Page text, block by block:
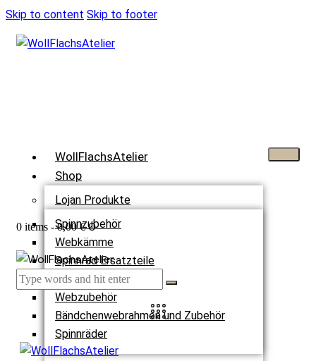
Skip to content Skip to footer
WollFlachsAtelier
Shop
Lojan Produkte
Spinnzubehör
Webkämme
Spinnrad Ersatzteile
Webstühle
Webzubehör
Bändchenwebrahmen und Zubehör
Spinnräder
0 items - 0,00 € 0